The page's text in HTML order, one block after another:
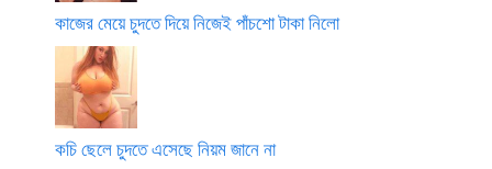
কাজের মেয়ে চুদতে দিয়ে নিজেই পাঁচশো টাকা নিলো
কচি ছেলে চুদতে এসেছে নিয়ম জানে না